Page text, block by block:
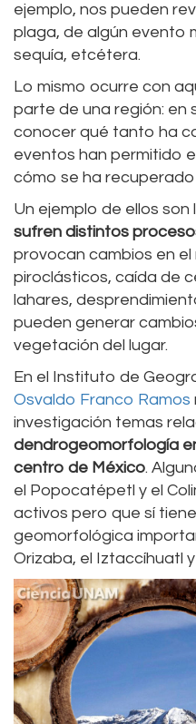
ejemplo, nos pueden
plaga, de algún evento
sequía, etcétera.
Lo mismo ocurre con
parte de una región: en
conocer qué tanto ha
eventos han permitido
cómo se ha recuperado
Un ejemplo de ellos son
sufren distintos
provocan cambios en el
piroclásticos, caída de
lahares,
pueden generar
vegetación del lugar.
En el Instituto de
Osvaldo Franco Ramos
investigación temas
dendrogeomorfología
centro de México.
el Popocatépetl y el
activos pero que sí
geomorfológica
Orizaba, el Iztaccíhuatl